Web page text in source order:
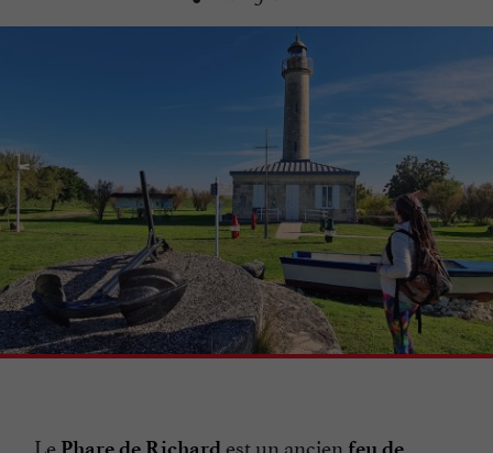
Le est un ancien